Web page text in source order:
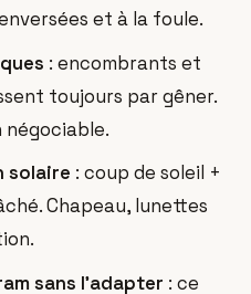
et à la foule.
: encombrants et
toujours par gêner.
négociable.
solaire : coup de soleil +
Chapeau, lunettes
sans l'adapter : ce